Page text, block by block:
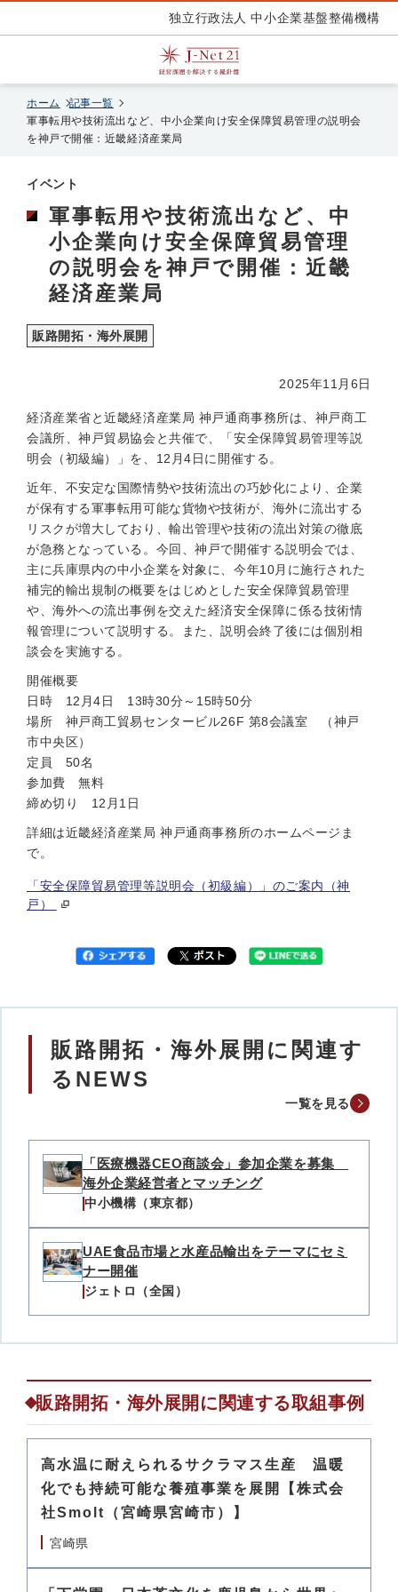
独立行政法人 中小企業基盤整備機構
ホーム
記事一覧
軍事転用や技術流出など、中小企業向け安全保障貿易管理の説明会
を神戸で開催：近畿経済産業局
イベント
軍事転用や技術流出など、中
小企業向け安全保障貿易管理
の説明会を神戸で開催：近畿
経済産業局
販路開拓・海外展開
2025年11月6日
経済産業省と近畿経済産業局 神戸通商事務所は、神戸商工
会議所、神戸貿易協会と共催で、「安全保障貿易管理等説
明会（初級編）」を、12月4日に開催する。
近年、不安定な国際情勢や技術流出の巧妙化により、企業
が保有する軍事転用可能な貨物や技術が、海外に流出する
リスクが増大しており、輸出管理や技術の流出対策の徹底
が急務となっている。今回、神戸で開催する説明会では、
主に兵庫県内の中小企業を対象に、今年10月に施行された
補完的輸出規制の概要をはじめとした安全保障貿易管理
や、海外への流出事例を交えた経済安全保障に係る技術情
報管理について説明する。また、説明会終了後には個別相
談会を実施する。
開催概要
日時 12月4日 13時30分～15時50分
場所 神戸商工貿易センタービル26F 第8会議室 （神戸
市中央区）
定員 50名
参加費 無料
締め切り 12月1日
詳細は近畿経済産業局 神戸通商事務所のホームページま
で。
「安全保障貿易管理等説明会（初級編）」のご案内（神
戸）
販路開拓・海外展開に関連す
るNEWS
一覧を見る
「医療機器CEO商談会」参加企業を募集
海外企業経営者とマッチング
中小機構（東京都）
UAE食品市場と水産品輸出をテーマにセミ
ナー開催
ジェトロ（全国）
販路開拓・海外展開に関連する取組事例
高水温に耐えられるサクラマス生産 温暖
化でも持続可能な養殖事業を展開【株式会
社Smolt（宮崎県宮崎市）】
宮崎県